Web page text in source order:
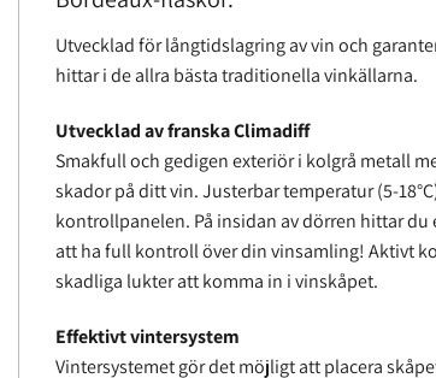
Utvecklad för långtidslagring av vin och
hittar i de allra bästa traditionella vinkällarna.
Utvecklad av franska Climadiff
Smakfull och gedigen exteriör i kolgrå metall
skador på ditt vin. Justerbar temperatur (5-
kontrollpanelen. På insidan av dörren hittar
att ha full kontroll över din vinsamling! Aktivt
skadliga lukter att komma in i vinskåpet.
Effektivt vintersystem
Vintersystemet gör det möjligt att placera